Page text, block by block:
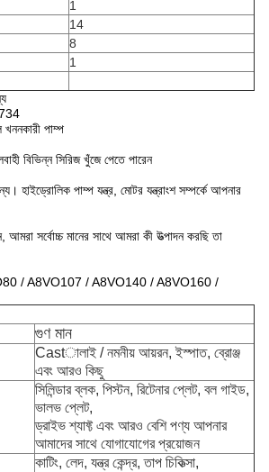
1
14
8
1
পাম্প
বিভিন্ন সিরিজ খুঁজে পেতে পারেন
হাইড্রোলিক পাম্প যন্ত্র, মোটর যন্ত্রাংশ সম্পর্কে আপনার
সর্বোচ্চ মানের সাথে আমরা কী উত্পাদন করছি তা
/ A8VO107 / A8VO140 / A8VO160 /
গুণ মান
Castালাই / নমনীয় আয়রন, ইস্পাত, ব্রোঞ্জ
এবং আরও কিছু
সিলিন্ডার ব্লক, পিস্টন, রিটেনার প্লেট, বল গাইড,
ভালভ প্লেট,
ড্রাইভ শ্যাফ্ট এবং আরও বেশি পণ্য আপনার
আমাদের সাথে যোগাযোগের প্রয়োজন
কাটিং, লেদ, যন্ত্র কেন্দ্র, তাপ চিকিত্সা,